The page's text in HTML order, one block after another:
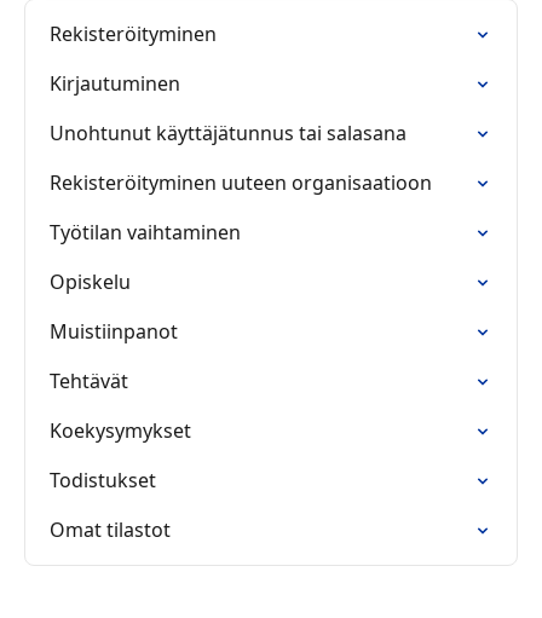
Rekisteröityminen
Kirjautuminen
Unohtunut käyttäjätunnus tai salasana
Rekisteröityminen uuteen organisaatioon
Työtilan vaihtaminen
Opiskelu
Muistiinpanot
Tehtävät
Koekysymykset
Todistukset
Omat tilastot